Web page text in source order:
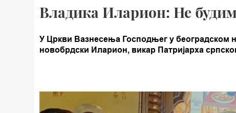
Владика Иларион: Не
У Цркви Вазнесења Господњег у београдском
новобрдски Иларион, викар Патријарха